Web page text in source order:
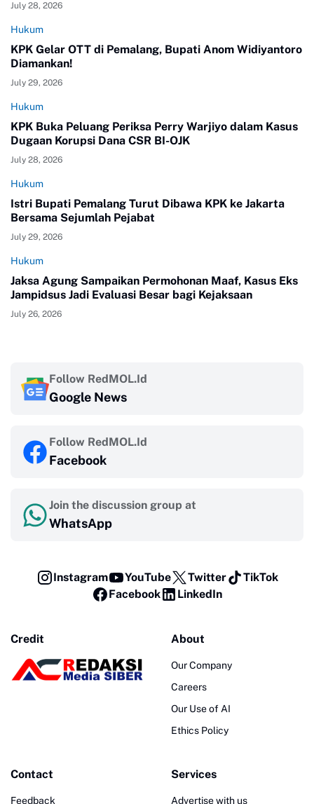
July 28, 2026
Hukum
KPK Gelar OTT di Pemalang, Bupati Anom Widiyantoro
Diamankan!
July 29, 2026
Hukum
KPK Buka Peluang Periksa Perry Warjiyo dalam Kasus
Dugaan Korupsi Dana CSR BI-OJK
July 28, 2026
Hukum
Istri Bupati Pemalang Turut Dibawa KPK ke Jakarta
Bersama Sejumlah Pejabat
July 29, 2026
Hukum
Jaksa Agung Sampaikan Permohonan Maaf, Kasus Eks
Jampidsus Jadi Evaluasi Besar bagi Kejaksaan
July 26, 2026
Follow RedMOL.Id
Google News
Follow RedMOL.Id
Facebook
Join the discussion group at
WhatsApp
Instagram YouTube Twitter
TikTok
Facebook
LinkedIn
Credit About
Our Company
Careers
Our Use of AI
Ethics Policy
Contact
Feedback
Services
Advertise with us